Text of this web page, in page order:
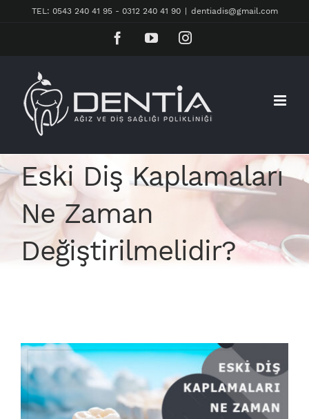
TEL: 0543 240 41 95 - 0312 240 41 90 dentiadis@gmail.com
FacebookYouTubeInstagram
Eski Diş Kaplamaları
Ne Zaman
Değiştirilmelidir?
View
Larger
Image